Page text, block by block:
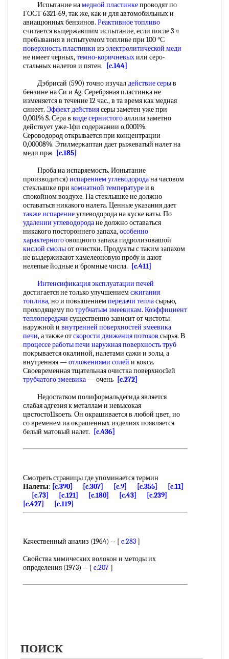
Испытание намедной пластинкепроводят по
ГОСТ 6321-69, так же, как и для автомобильных и
авиащюнных бензинов. Реактивное топливо
считается вьщержавшим испытание, если после 3 ч
пребывания в испытуемом топливе при 100 °С
поверхность пластинки из электролитической меди
не имеет черных,темно-коричневыхили серо-
стальных налетов и пятен.
[c.144]
Дэбрисай (590) точно изучалдействие серыв
бензине на Си и Ag. Серебряная пластинка не
изменяется в течение 12 час., в та время как медная
синеет. Эффект действиясеры заметен уже при
0,001% S. Сера в виде сернистогоаллила заметно
действует уже-1фи содержании о,0001%.
Сероводород открывается при концентрации
0,00008%. Этилмеркаптан дает рыжеватый налет на
меди прж [c.185]
Проба иа испаряемость. Ионытание
производится) испарением углеводородана часовом
стеклышке при комнатной температуреи в
спокойном воздухе. На стеклышке не должно
оставаться никакого налета. Ценные указания дает
также испарениеуглеводорода на куске ваты. По
удалении углеводородане должно оставаться
никакого постороннего запаха,особенно
характерногоовощного запаха гидролизовашой
кислой смолыот очистки. Продукты с таким запахом
не выдерживают хамелеоновую пробу и дают
нелепые йодные и бромные числа.
[c.411]
Интенсификация эксплуатации печей
достигается не только улучшениемсжигания
топлива, но и повышениемпередачи тепласырью,
проходящему потрубчатым змеевикам. Коэффициент
теплопередачи существенно зависит от чистоты
наружной и внутренней поверхностей змеевика
печи, а также отскорости движения потоков сырья. В
процессе работыпечи наружнаяповерхность труб
покрывается окалиной, налетами сажи и золы, а
внутренняя —отложениями солей и кокса.
Своевременная тщательная очистка поверхнос1ей
трубчатого змеевика— очень [c.272]
Недостатком полиформальдегида является
слабая адгезия к металлам и невысокая
цвстосто11коеть. Он окрашивается в любой цвет, ио
со временем иа окрашенных изделиях появляется
белый матовый налет.
[c.436]
Смотреть страницы где упоминается термин
Налеты: [c.390] [c.307] [c.9] [c.355]
[c.11]
[c.73]
[c.121] [c.180] [c.43]
[c.239]
[c.427]
[c.119]
Качественный анализ (1964) -- [ c.283]
Свойства химических волокон и методы их
определения (1973) -- [ c.207]
ПОИСК